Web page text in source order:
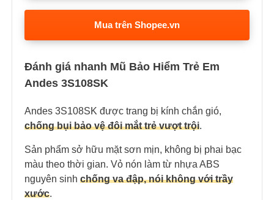
Mua trên Shopee.vn
Đánh giá nhanh Mũ Bảo Hiểm Trẻ Em
Andes 3S108SK
Andes 3S108SK được trang bị kính chắn gió,
chống bụi bảo vệ đôi mắt trẻ vượt trội.
Sản phẩm sở hữu mặt sơn mịn, không bị phai bạc
màu theo thời gian. Vỏ nón làm từ nhựa ABS
nguyên sinh chống va đập, nói không với trầy
xước.